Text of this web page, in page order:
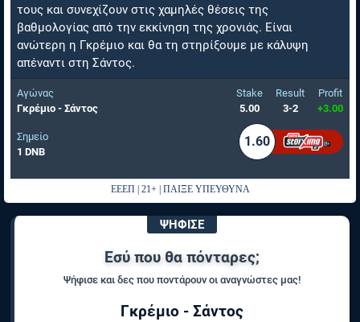
τους και συνεχίζουν στις χαμηλές θέσεις της
βαθμολογίας από την εκκίνηση της χρονιάς. Είναι
ανώτερη η Γκρέμιο και θα τη στηρίξουμε με κάλυψη
απέναντι στη Σάντος.
Αγώνας
Γκρέμιο - Σάντος
Stake
5.00
Result
3-2
Profit
+3.00
Σημείο
1 DNB
1.60
ΕΕΕΠ | 21+ | ΠΑΙΞΕ ΥΠΕΥΘΥΝΑ
ΨΗΦΙΣΕ
Εσύ που θα πόνταρες;
Ψήφισε και δες που ποντάρουν οι αναγνώστες μας!
Γκρέμιο - Σάντος